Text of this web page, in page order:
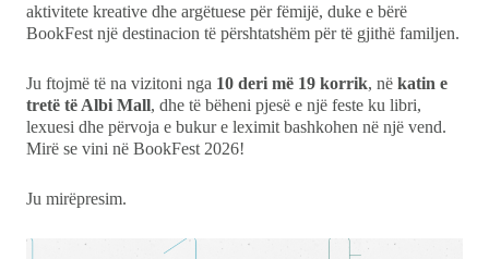
aktivitete kreative dhe argëtuese për fëmijë, duke e bërë
BookFest një destinacion të përshtatshëm për të gjithë familjen.
Ju ftojmë të na vizitoni nga 10 deri më 19 korrik, në katin e
tretë të Albi Mall, dhe të bëheni pjesë e një feste ku libri,
lexuesi dhe përvoja e bukur e leximit bashkohen në një vend.
Mirë se vini në BookFest 2026!
Ju mirëpresim.